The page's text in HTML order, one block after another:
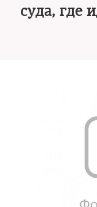
суда, где